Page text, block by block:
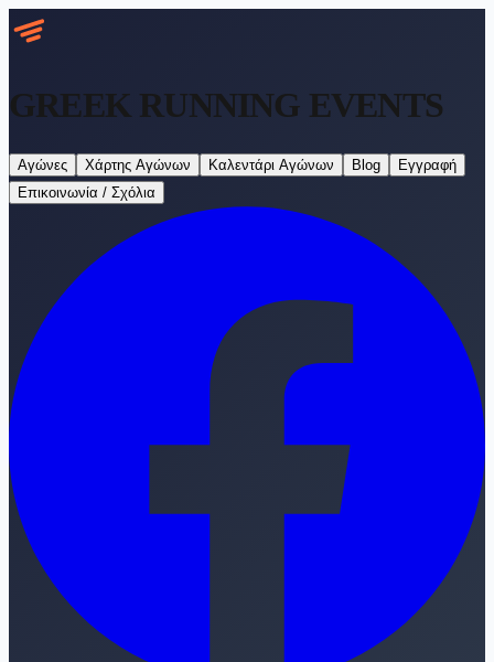
GREEK RUNNING EVENTS
Αγώνες Χάρτης Αγώνων Καλεντάρι Αγώνων Blog
Εγγραφή
Επικοινωνία / Σχόλια